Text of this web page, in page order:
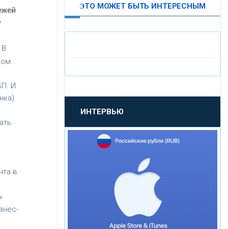
И
в
«ПРОМСВЯЗЬБАНК»
«НОВИКОМБАНК»
«СМП БАНК»
«ВНЕШПРОМБАНК»
ЭТО МОЖЕТ БЫТЬ ИНТЕРЕСНЫМ
ИНТЕРВЬЮ